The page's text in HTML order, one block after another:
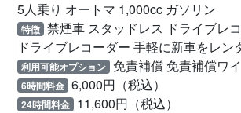
5人乗り オートマ 1,000cc ガソリン
特徴 禁煙車 スタッドレス ドライブレ
ドライブレコーダー 手軽に新車をレン
利用可能オプション 免責補償 免責補償ワ
6時間料金 6,000円（税込）
24時間料金 11,600円（税込）